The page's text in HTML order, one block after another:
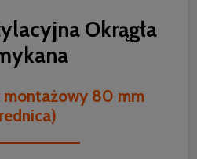
Okrągła
montażowy 80 mm